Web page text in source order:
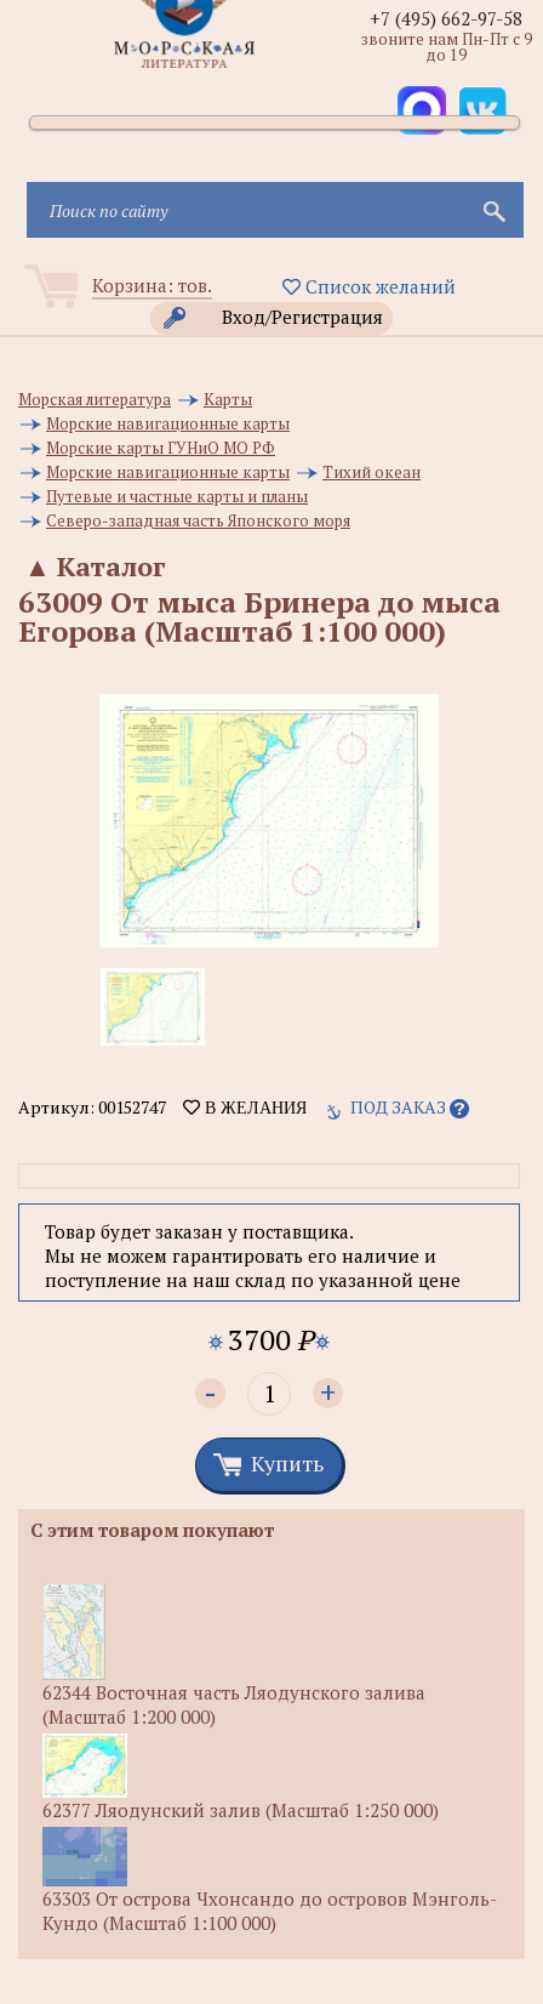
Корзина: тов.
Список желаний
Вход/Регистрация
+7 (495) 662-97-58
звоните нам Пн-Пт с 9
до 19
Морская литература
Карты
Морские навигационные карты
Морские карты ГУНиО МО РФ
Морские навигационные карты
Тихий океан
Путевые и частные карты и планы
Северо-западная часть Японского моря
Каталог
▲
63009 От мыса Бринера до мыса
Егорова (Масштаб 1:100 000)
Артикул: 00152747 В ЖЕЛАНИЯ ПОД ЗАКАЗ
Товар будет заказан у поставщика.
Мы не можем гарантировать его наличие и
поступление на наш склад по указанной цене
3700P
- +
Купить
С этим товаром покупают
62344 Восточная часть Ляодунского залива
(Масштаб 1:200 000)
62377 Ляодунский залив (Масштаб 1:250 000)
63303 От острова Чхонсандо до островов Мэнголь-
Кундо (Масштаб 1:100 000)